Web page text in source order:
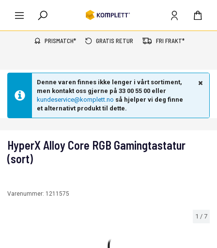
PRISMATCH* GRATIS RETUR FRI FRAKT*
Denne varen finnes ikke lenger i vårt sortiment,
men kontakt oss gjerne på 33 00 55 00 eller
kundeservice@komplett.no så hjelper vi deg finne
et alternativt produkt til dette.
1 / 7
HyperX Alloy Core RGB Gamingtastatur
(sort)
Varenummer: 1211575